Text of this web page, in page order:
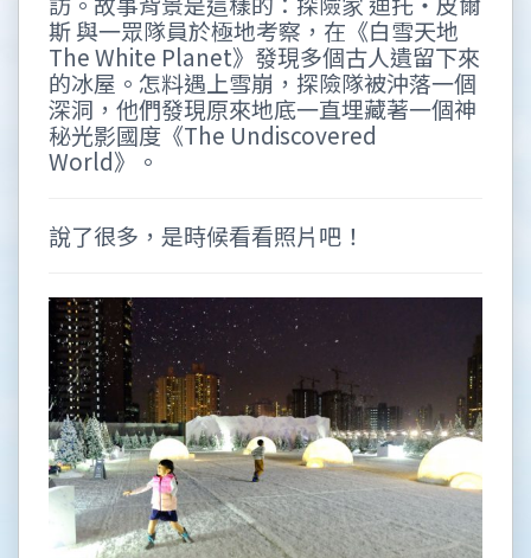
斯 與一眾隊員於極地考察，在《白雪天地
The White Planet》發現多個古人遺留下來
的冰屋。怎料遇上雪崩，探險隊被沖落一個
深洞，他們發現原來地底一直埋藏著一個神
秘光影國度《The Undiscovered
World》。
說了很多，是時候看看照片吧！